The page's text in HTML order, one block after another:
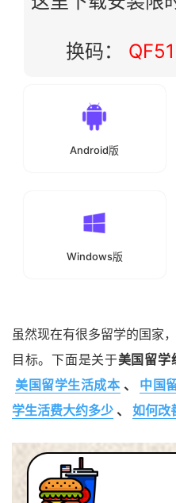
换码： QF51
Android版
Windows版
虽然现在有很多留学的国家
目标。下面是关于美国留学
美国留学生活成本 、 中国
学生活费大约多少 、 如何改